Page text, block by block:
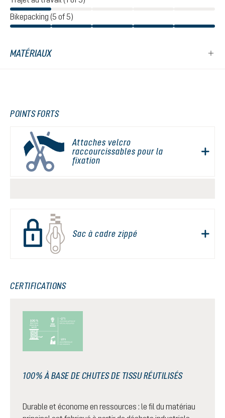
Bikepacking (5 of 5)
MATÉRIAUX
POINTS FORTS
Attaches velcro
raccourcissables pour la
fixation
Sac à cadre zippé
CERTIFICATIONS
100% À BASE DE CHUTES DE TISSU RÉUTILISÉS
Durable et économe en ressources : le fil du matériau